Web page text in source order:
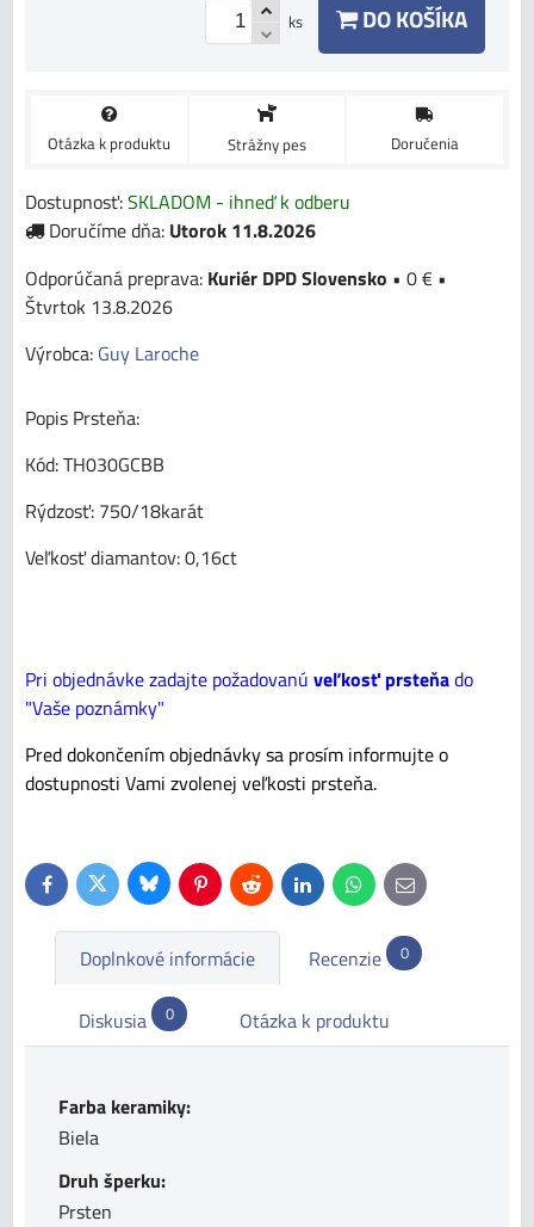
ks DO KOŠÍKA
Otázka k produktu Strážny pes Doručenia
Dostupnosť:SKLADOM - ihneď k odberu
Doručíme dňa: Utorok 11.8.2026
Kuriér DPD Slovensko • 0 € •
Štvrtok 13.8.2026
Výrobca: Guy Laroche
Popis Prsteňa:
Kód: TH030GCBB
Rýdzosť: 750/18karát
Veľkosť diamantov: 0,16ct
Pri objednávke zadajte požadovanú veľkosť prsteňado
"Vaše poznámky"
Pred dokončením objednávky sa prosím informujte o
dostupnosti Vami zvolenej veľkosti prsteňa.
FacebookTwitterBlueskyPinterestReddit LinkedInWhatsApp
E-
mail
Doplnkové informácie Recenzie 0
Diskusia 0 Otázka k produktu
Farba keramiky:
Biela
Druh šperku:
Prsten